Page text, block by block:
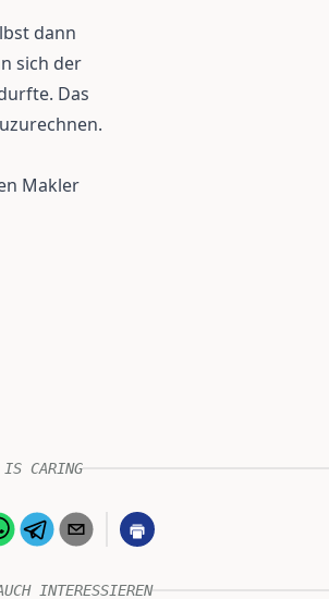
dann
sich der
Das
Makler
IS CARING
INTERESSIEREN